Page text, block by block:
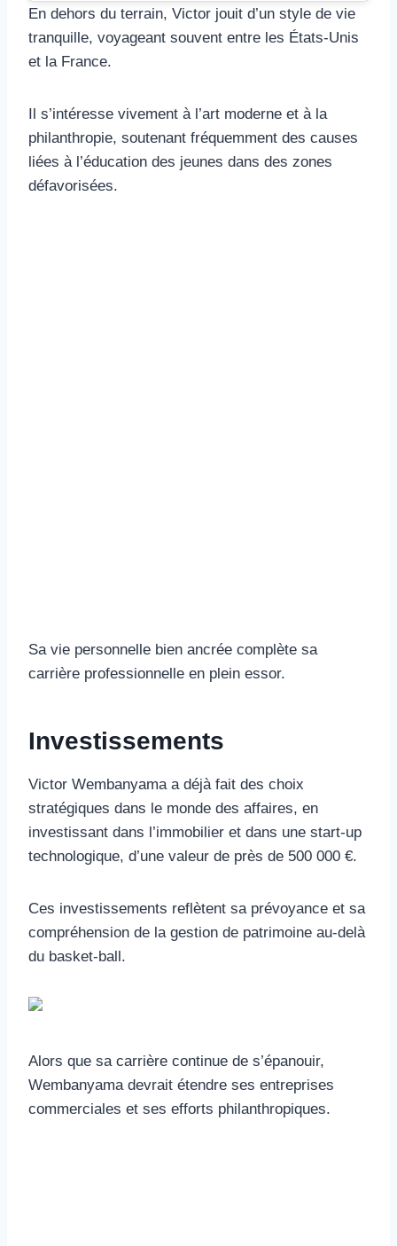
En dehors du terrain, Victor jouit d’un style de vie
tranquille, voyageant souvent entre les États-Unis
et la France.
Il s’intéresse vivement à l’art moderne et à la
philanthropie, soutenant fréquemment des causes
liées à l’éducation des jeunes dans des zones
défavorisées.
Sa vie personnelle bien ancrée complète sa
carrière professionnelle en plein essor.
Investissements
Victor Wembanyama a déjà fait des choix
stratégiques dans le monde des affaires, en
investissant dans l’immobilier et dans une start-up
technologique, d’une valeur de près de 500 000 €.
Ces investissements reflètent sa prévoyance et sa
compréhension de la gestion de patrimoine au-delà
du basket-ball.
Alors que sa carrière continue de s’épanouir,
Wembanyama devrait étendre ses entreprises
commerciales et ses efforts philanthropiques.